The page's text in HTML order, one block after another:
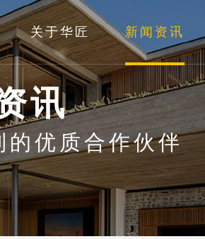
关于华匠 新闻资讯
讯
的优质合作伙伴